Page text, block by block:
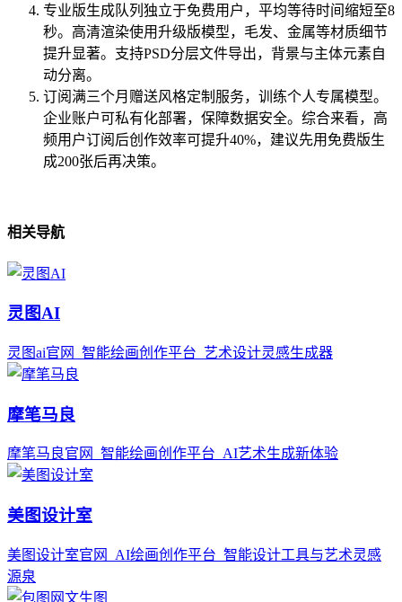
专业版生成队列独立于免费用户，平均等待时间缩短至8
秒。高清渲染使用升级版模型，毛发、金属等材质细节
提升显著。支持PSD分层文件导出，背景与主体元素自
动分离。
订阅满三个月赠送风格定制服务，训练个人专属模型。
企业账户可私有化部署，保障数据安全。综合来看，高
频用户订阅后创作效率可提升40%，建议先用免费版生
成200张后再决策。
相关导航
灵图AI
灵图ai官网_智能绘画创作平台_艺术设计灵感生成器
摩笔马良
摩笔马良官网_智能绘画创作平台_AI艺术生成新体验
美图设计室
美图设计室官网_AI绘画创作平台_智能设计工具与艺术灵感
源泉